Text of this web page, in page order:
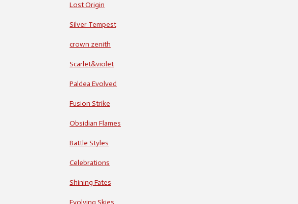
Lost Origin
Silver Tempest
crown zenith
Scarlet&violet
Paldea Evolved
Fusion Strike
Obsidian Flames
Battle Styles
Celebrations
Shining Fates